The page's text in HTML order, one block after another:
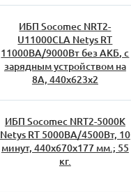
ИБП Socomec NRT2-
U11000CLA Netys RT
11000ВА/9000Вт без АКБ, с
зарядным устройством на
8А, 440х623х2
ИБП Socomec NRT2-5000K
Netys RT 5000ВА/4500Вт, 10
минут, 440х670х177 мм.; 55
кг.